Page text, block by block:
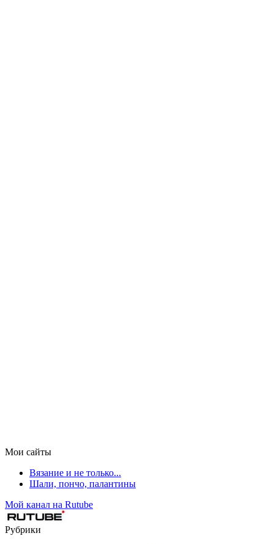
Мои сайты
Вязание и не только...
Шали, пончо, палантины
Мой канал на Rutube
Рубрики